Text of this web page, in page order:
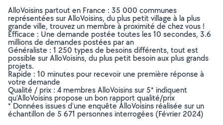
AlloVoisins partout en France : 35 000 communes
représentées sur AlloVoisins, du plus petit village à la plus
grande ville, trouvez un membre à proximité de chez vous !
Efficace : Une demande postée toutes les 10 secondes, 3.6
millions de demandes postées par an
Généraliste : 1 250 types de besoins différents, tout est
possible sur AlloVoisins, du plus petit besoin aux plus grands
projets.
Rapide : 10 minutes pour recevoir une première réponse à
votre demande
Qualité / prix : 4 membres AlloVoisins sur 5* indiquent
qu’AlloVoisins propose un bon rapport qualité/prix
* Données issues d’une enquête AlloVoisins réalisée sur un
échantillon de 5 671 personnes interrogées (Février 2024)